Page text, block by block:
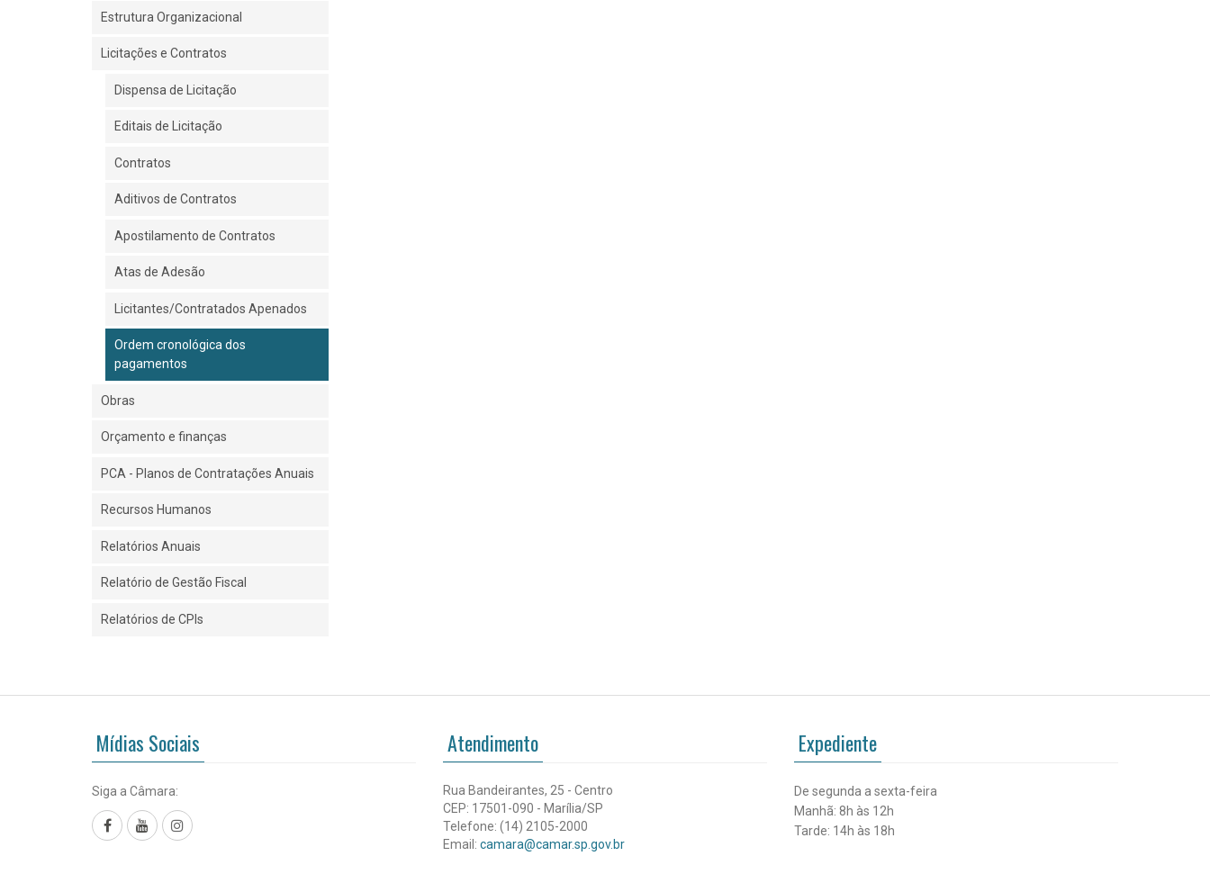
Estrutura Organizacional
Licitações e Contratos
Dispensa de Licitação
Editais de Licitação
Contratos
Aditivos de Contratos
Apostilamento de Contratos
Atas de Adesão
Licitantes/Contratados Apenados
Ordem cronológica dos
pagamentos
Obras
Orçamento e finanças
PCA - Planos de Contratações Anuais
Recursos Humanos
Relatórios Anuais
Relatório de Gestão Fiscal
Relatórios de CPIs
Mídias Sociais
Siga a Câmara:
Facebook
YouTubeInstagram
Atendimento
Rua Bandeirantes, 25 - Centro
CEP: 17501-090 - Marília/SP
Telefone: (14) 2105-2000
Email: camara@camar.sp.gov.br
Expediente
De segunda a sexta-feira
Manhã: 8h às 12h
Tarde: 14h às 18h